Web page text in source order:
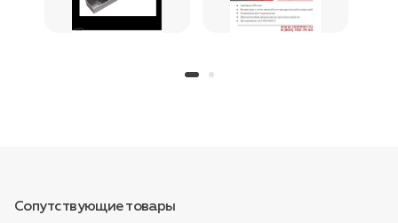
Сопутствующие товары